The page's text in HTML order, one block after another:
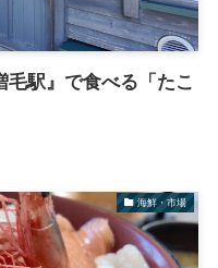
駅』で食べる「たこ
海鮮・市場